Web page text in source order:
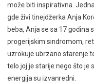
može biti inspirativna.
gde živi tinejdžerka Anja
beba, Anja se sa 17 godina
progerijskim sindromom,
uzrokuje ubrzano starenje
telo joj je starije nego što je
energija su izvanredni.